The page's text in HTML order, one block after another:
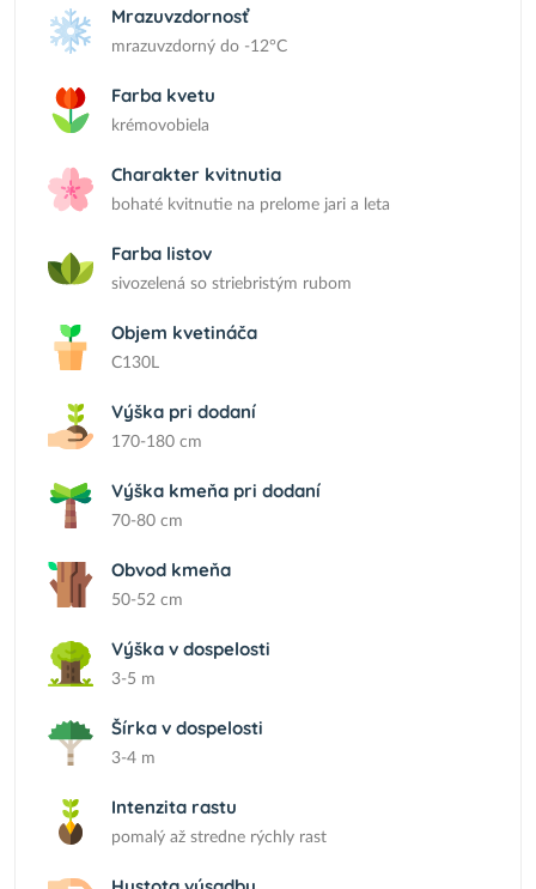
Mrazuvzdornosť
mrazuvzdorný do -12°C
Farba kvetu
krémovobiela
Charakter kvitnutia
bohaté kvitnutie na prelome jari a leta
Farba listov
sivozelená so striebristým rubom
Objem kvetináča
C130L
Výška pri dodaní
170-180 cm
Výška kmeňa pri dodaní
70-80 cm
Obvod kmeňa
50-52 cm
Výška v dospelosti
3-5 m
Šírka v dospelosti
3-4 m
Intenzita rastu
pomalý až stredne rýchly rast